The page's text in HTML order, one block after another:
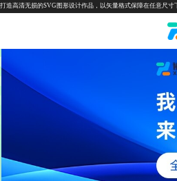
打造高清无损的SVG图形设计作品，以矢量格式保障在任意尺寸